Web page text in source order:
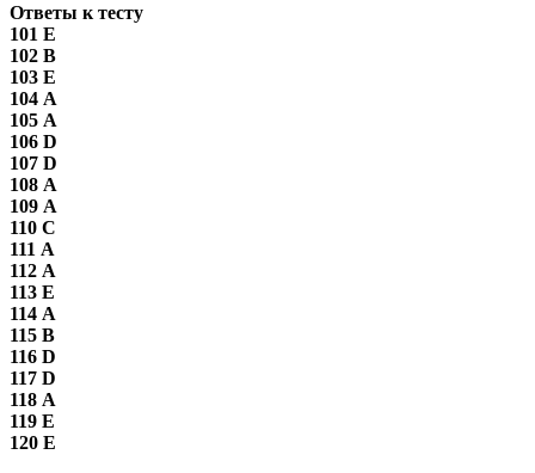
Ответы к тесту
101 E
102 В
103 E
104 А
105 А
106 D
107 D
108 А
109 А
110 С
111 А
112 А
113 E
114 А
115 В
116 D
117 D
118 А
119 E
120 E